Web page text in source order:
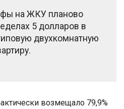
на ЖКУ планово
5 долларов в
двухкомнатную
возмещало 79,9%